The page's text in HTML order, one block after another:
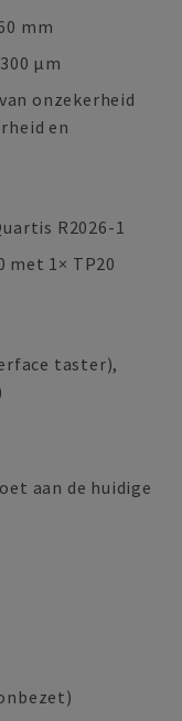
mm
µm
onzekerheid
en
R2026-1
met 1× TP20
taster),
aan de huidige